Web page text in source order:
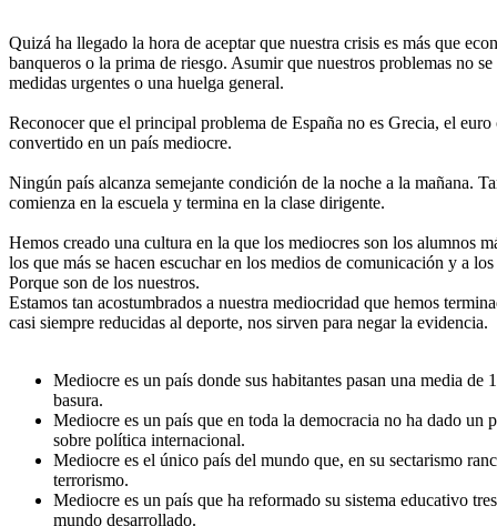
Quizá ha llegado la hora de aceptar que nuestra crisis es más que
banqueros o la prima de riesgo. Asumir que nuestros problemas no
medidas urgentes o una huelga general.
Reconocer que el principal problema de España no es Grecia, el
convertido en un país mediocre.
Ningún país alcanza semejante condición de la noche a la mañana.
comienza en la escuela y termina en la clase dirigente.
Hemos creado una cultura en la que los mediocres son los alumnos
los que más se hacen escuchar en los medios de comunicación y a
Porque son de los nuestros.
Estamos tan acostumbrados a nuestra mediocridad que hemos
casi siempre reducidas al deporte, nos sirven para negar la evidencia.
Mediocre es un país donde sus habitantes pasan una media
basura.
Mediocre es un país que en toda la democracia no ha dado
sobre política internacional.
Mediocre es el único país del mundo que, en su sectarismo
terrorismo.
Mediocre es un país que ha reformado su sistema educativo
mundo desarrollado.